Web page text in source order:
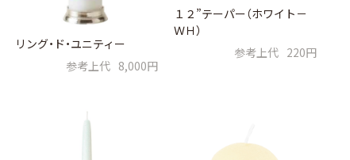
リング・ド・ユニティー
参考上代 8,000円
１２”テーパー（ホワイト－
ＷＨ）
参考上代 220円